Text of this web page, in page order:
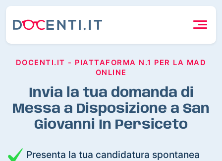
DOCENTI.IT - PIATTAFORMA N.1 PER LA MAD
ONLINE
Invia la tua domanda di
Messa a Disposizione a San
Giovanni In Persiceto
Presenta la tua candidatura spontanea